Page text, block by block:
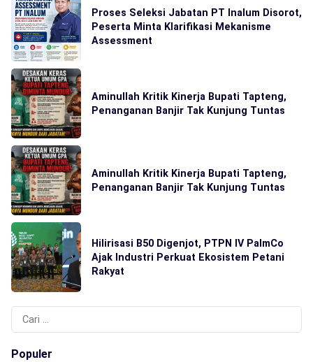
Proses Seleksi Jabatan PT Inalum Disorot,
Peserta Minta Klarifikasi Mekanisme
Assessment
Aminullah Kritik Kinerja Bupati Tapteng,
Penanganan Banjir Tak Kunjung Tuntas
Aminullah Kritik Kinerja Bupati Tapteng,
Penanganan Banjir Tak Kunjung Tuntas
Hilirisasi B50 Digenjot, PTPN IV PalmCo
Ajak Industri Perkuat Ekosistem Petani
Rakyat
Cari
untuk:
Populer